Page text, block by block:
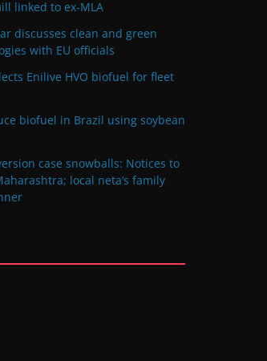
linked to ex-MLA
discusses clean and green
with EU officials
Enilive HVO biofuel for fleet
biofuel in Brazil using soybean
case snowballs: Notices to
local neta’s family